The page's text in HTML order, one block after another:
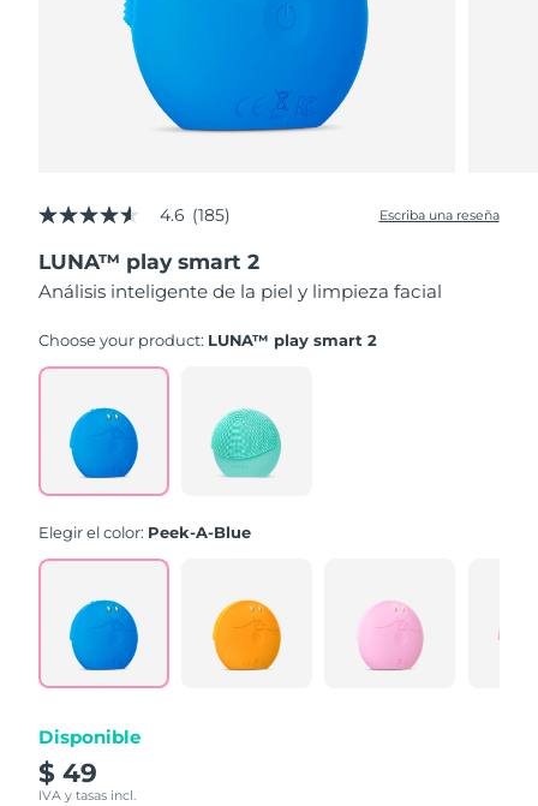
4.6
5
estrellas,
valor
de
Read
Reviews.
Enlace
misma
4.6 (185) Escriba una reseña
LUNA™ play smart 2
Análisis inteligente de la piel y limpieza facial
Choose your product: LUNA™ play smart 2
Elegir el color: Peek-A-Blue
Disponible
$ 49
IVA y tasas incl.